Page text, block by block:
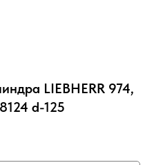
LIEBHERR 974,
d-125